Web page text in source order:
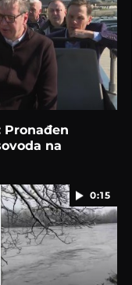
Pronađen
na
0:15